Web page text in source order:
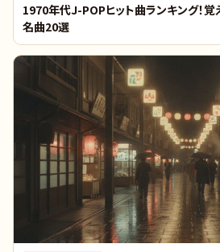
1970年代J-POPヒット曲ランキング！
名曲20選